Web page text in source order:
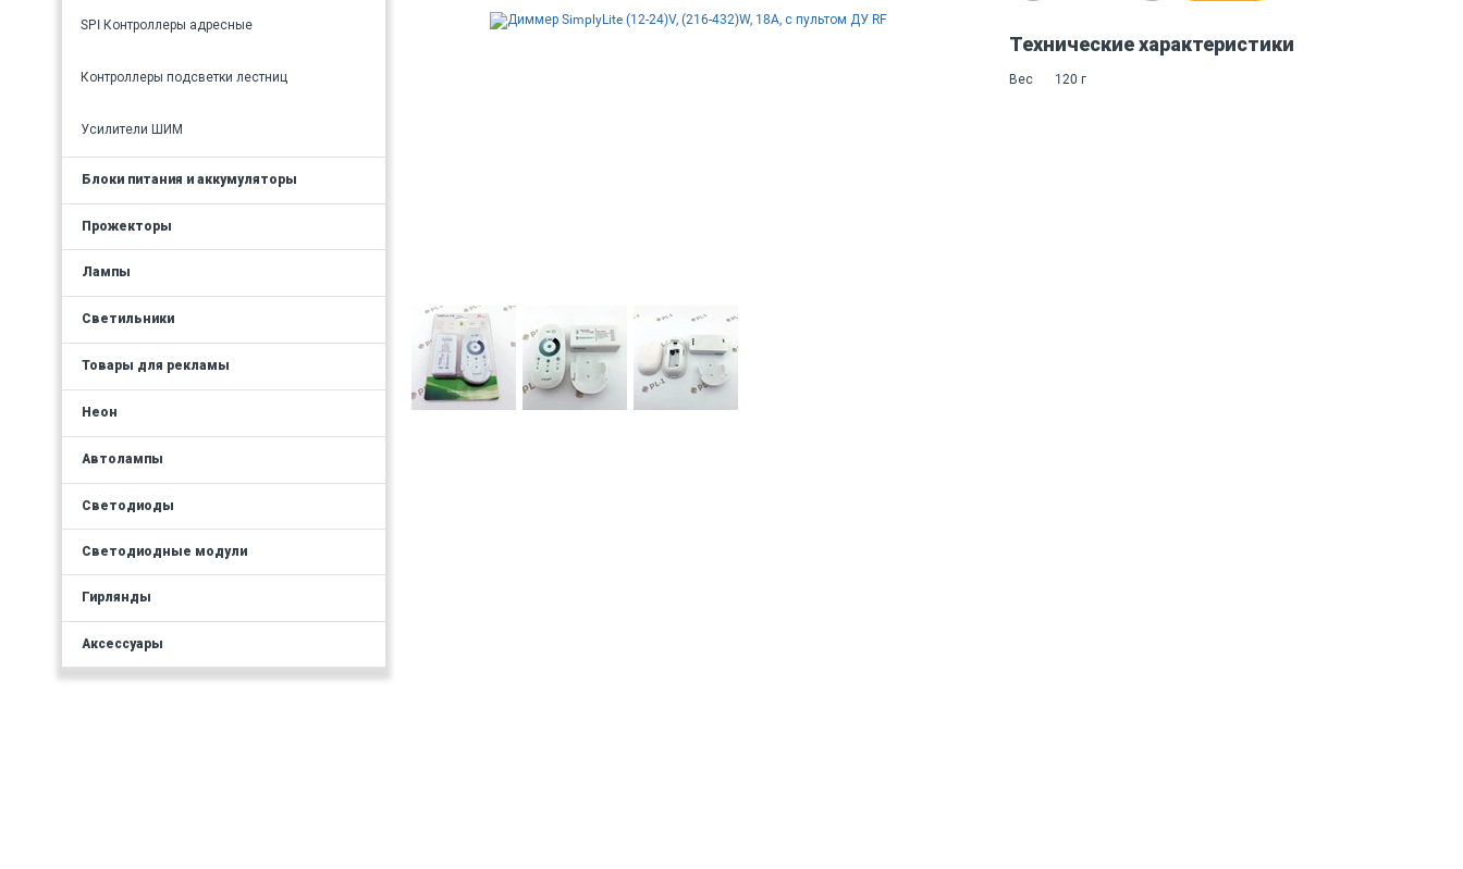
SPI Контроллеры адресные
Контроллеры подсветки лестниц
Усилители ШИМ
Блоки питания и аккумуляторы
Прожекторы
Лампы
Светильники
Товары для рекламы
Неон
Автолампы
Светодиоды
Светодиодные модули
Гирлянды
Аксессуары
Технические характеристики
Вес 120 г